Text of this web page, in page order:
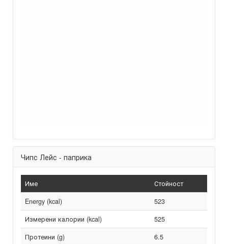
Чипс Лейс - паприка
Име
Стойност
Energy (kcal)
523
Измерени калории (kcal)
525
Протеини (g)
6.5